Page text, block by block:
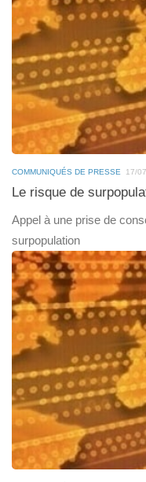
COMMUNIQUÉS DE PRESSE 17/
Le risque de
Appel à une prise de
surpopulation